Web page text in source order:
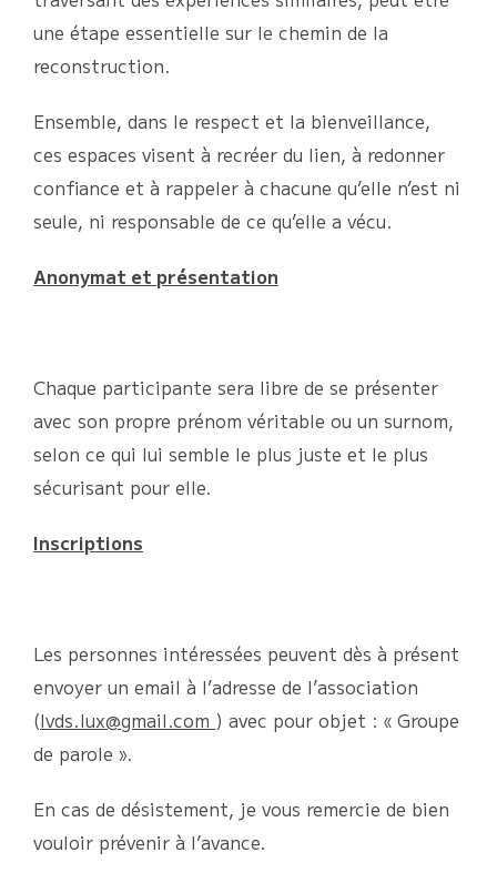
une étape essentielle sur le chemin de la
reconstruction.
Ensemble, dans le respect et la bienveillance,
ces espaces visent à recréer du lien, à redonner
confiance et à rappeler à chacune qu’elle n’est ni
seule, ni responsable de ce qu’elle a vécu.
Anonymat et présentation
Chaque participante sera libre de se présenter
avec son propre prénom véritable ou un surnom,
selon ce qui lui semble le plus juste et le plus
sécurisant pour elle.
Inscriptions
Les personnes intéressées peuvent dès à présent
envoyer un email à l’adresse de l’association
(lvds.lux@gmail.com ) avec pour objet : « Groupe
de parole ».
En cas de désistement, je vous remercie de bien
vouloir prévenir à l’avance.